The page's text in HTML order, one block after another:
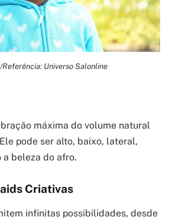
Universo Salonline
máxima do volume natural
pode ser alto, baixo, lateral,
a beleza do afro.
Criativas
infinitas possibilidades, desde